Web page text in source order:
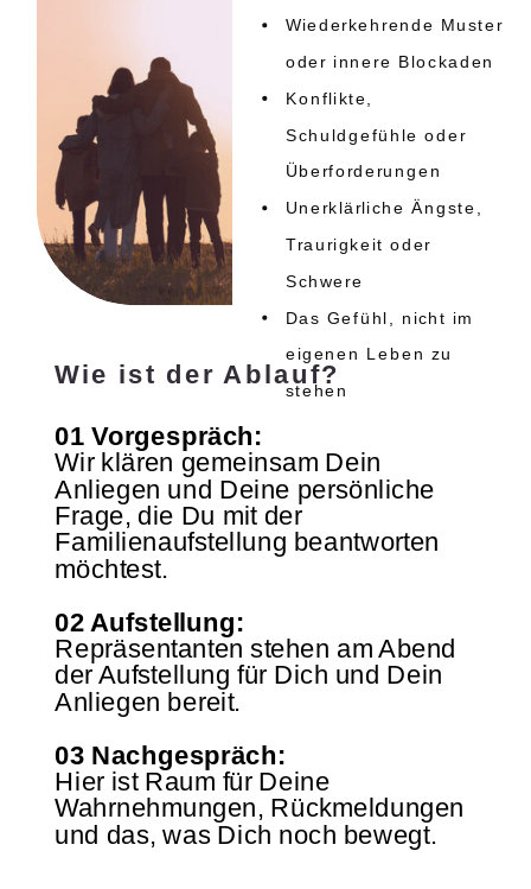
Wiederkehrende Muster
oder innere Blockaden
Konflikte,
Schuldgefühle oder
Überforderungen
Unerklärliche Ängste,
Traurigkeit oder
Schwere
Das Gefühl, nicht im
eigenen Leben zu
stehen
Wie ist der Ablauf?
01 Vorgespräch:
Wir klären gemeinsam Dein
Anliegen und Deine persönliche
Frage, die Du mit der
Familienaufstellung beantworten
möchtest.
02 Aufstellung:
Repräsentanten stehen am Abend
der Aufstellung für Dich und Dein
Anliegen bereit.
03 Nachgespräch:
Hier ist Raum für Deine
Wahrnehmungen, Rückmeldungen
und das, was Dich noch bewegt.